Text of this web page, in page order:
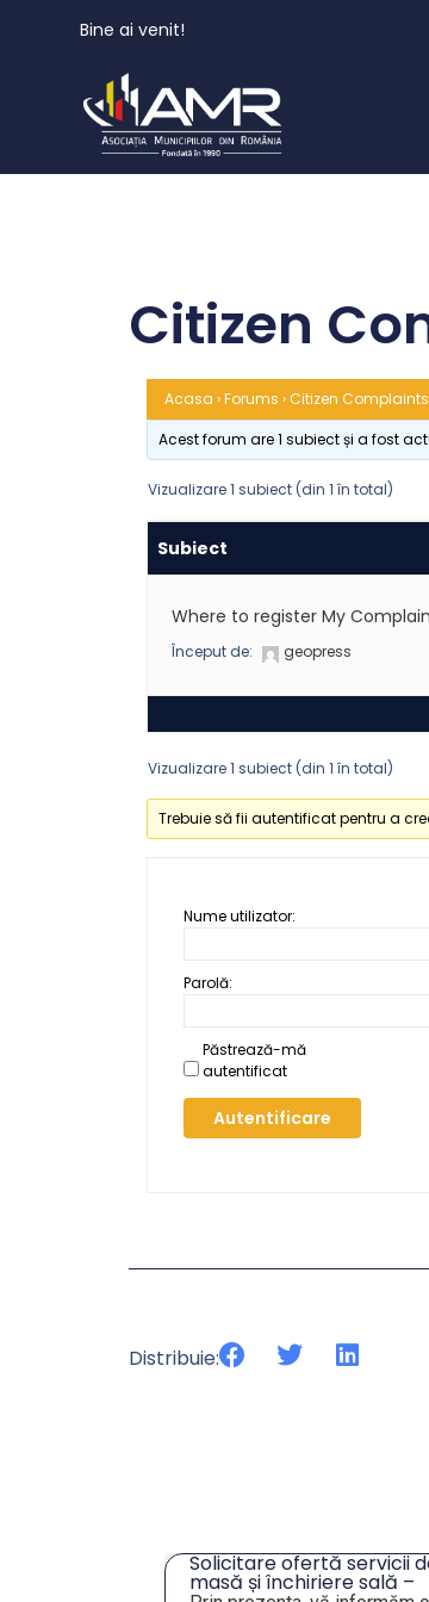
Bine ai venit!
Citizen
Acasa › Forums › Citizen Complaints
Acest forum are 1 subiect și a fost
Vizualizare 1 subiect (din 1 în total)
Subiect
Where to register My
Început de: geopress
Vizualizare 1 subiect (din 1 în total)
Trebuie să fii autentificat pentru a
Nume utilizator:
Parolă:
Păstrează-mă
autentificat
Autentificare
Distribuie:
Solicitare ofertă servicii
masă și închiriere sală –